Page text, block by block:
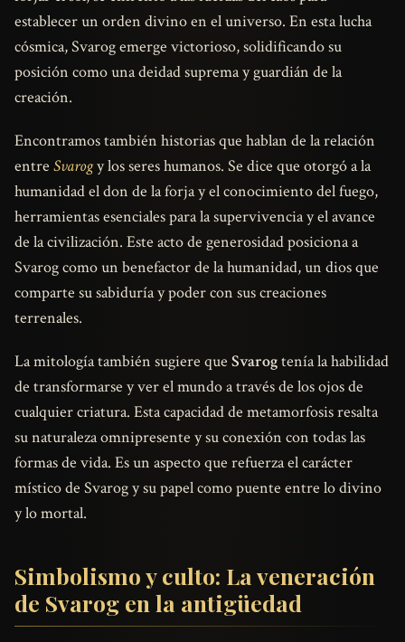
establecer un orden divino en el universo. En esta lucha
cósmica, Svarog emerge victorioso, solidificando su
posición como una deidad suprema y guardián de la
creación.
Encontramos también historias que hablan de la relación
entre Svarogy los seres humanos. Se dice que otorgó a la
humanidad el don de la forja y el conocimiento del fuego,
herramientas esenciales para la supervivencia y el avance
de la civilización. Este acto de generosidad posiciona a
Svarog como un benefactor de la humanidad, un dios que
comparte su sabiduría y poder con sus creaciones
terrenales.
La mitología también sugiere que Svarogtenía la habilidad
de transformarse y ver el mundo a través de los ojos de
cualquier criatura. Esta capacidad de metamorfosis resalta
su naturaleza omnipresente y su conexión con todas las
formas de vida. Es un aspecto que refuerza el carácter
místico de Svarog y su papel como puente entre lo divino
y lo mortal.
Simbolismo y culto: La veneración
de Svarog en la antigüedad